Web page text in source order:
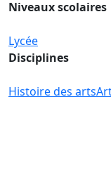
Niveaux scolaires
Lycée
Disciplines
Histoire des arts